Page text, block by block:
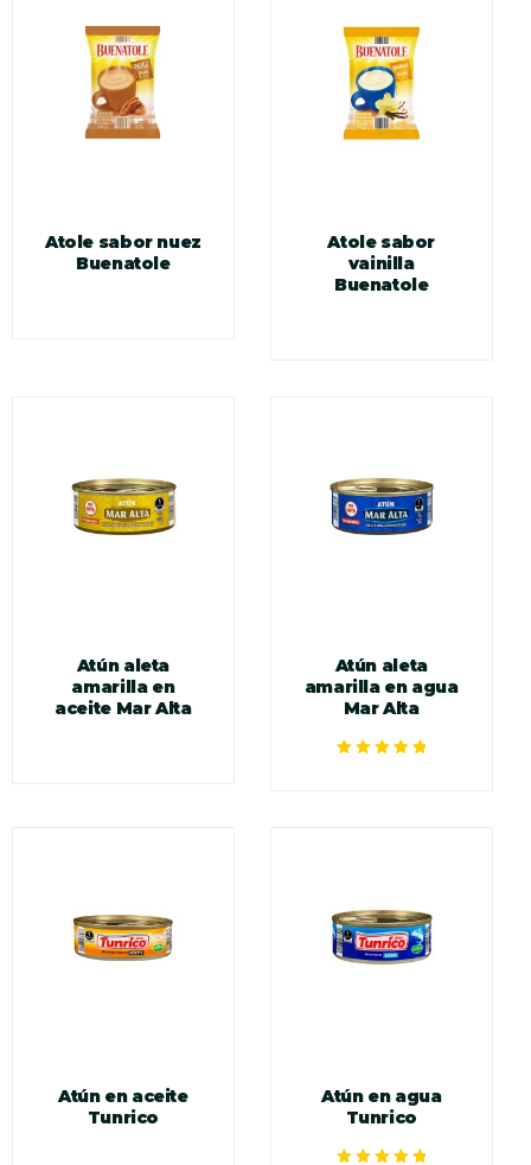
Atole sabor nuez
Buenatole
Atole sabor
vainilla
Buenatole
Atún aleta
amarilla en
aceite Mar Alta
Atún aleta
amarilla en agua
Mar Alta
Atún en aceite
Tunrico
Atún en agua
Tunrico